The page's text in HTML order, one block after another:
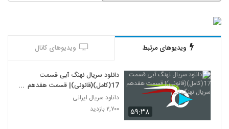
ویدیوهای مرتبط ویدیوهای کانال
۵۹:۳۸
دانلود سریال نهنگ آبی قسمت
17(کامل)(قانونی)| قسمت هفدهم
سریال نهنگ آبی
دانلود سریال ایرانی
۲,۷۰۰ بازدید